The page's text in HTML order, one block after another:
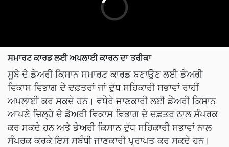
ਸਮਾਰਟ ਕਾਰਡ ਲਈ ਅਪਲਾਈ ਕਾਰਨ ਦਾ ਤਰੀਕਾ
ਸੂਬੇ ਦੇ ਡੇਅਰੀ ਕਿਸਾਨ ਸਮਾਰਟ ਕਾਰਡ ਬਣਾਉਣ ਲਈ ਡੇਅਰੀ
ਵਿਕਾਸ ਵਿਭਾਗ ਦੇ ਦਫ਼ਤਰਾਂ ਜਾਂ ਦੁੱਧ ਸਹਿਕਾਰੀ ਸਭਾਵਾਂ ਰਾਹੀਂ
ਅਪਲਾਈ ਕਰ ਸਕਦੇ ਹਨ। ਵਧੇਰੇ ਜਾਣਕਾਰੀ ਲਈ ਡੇਅਰੀ ਕਿਸਾਨ
ਆਪਣੇ ਜ਼ਿਲ੍ਹੇ ਦੇ ਡੇਅਰੀ ਵਿਕਾਸ ਵਿਭਾਗ ਦੇ ਦਫ਼ਤਰ ਨਾਲ ਸੰਪਰਕ
ਕਰ ਸਕਦੇ ਹਨ ਅਤੇ ਡੇਅਰੀ ਕਿਸਾਨ ਦੁੱਧ ਸਹਿਕਾਰੀ ਸਭਾਵਾਂ ਨਾਲ
ਸੰਪਰਕ ਕਰਕੇ ਇਸ ਸਬੰਧੀ ਜਾਣਕਾਰੀ ਪ੍ਰਾਪਤ ਕਰ ਸਕਦੇ ਹਨ।